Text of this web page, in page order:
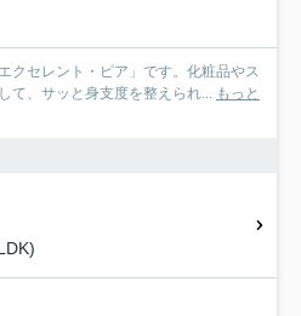
クセレント・ピア」です。化粧品やス
て、サッと身支度を整えられ... もっと